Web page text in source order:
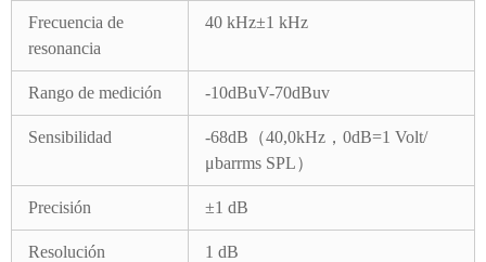
Frecuencia de
resonancia
40 kHz±1 kHz
Rango de medición -10dBuV-70dBuv
Sensibilidad
-68dB（40,0kHz，0dB=1 Volt/
μbarrms SPL）
Precisión ±1 dB
Resolución 1 dB